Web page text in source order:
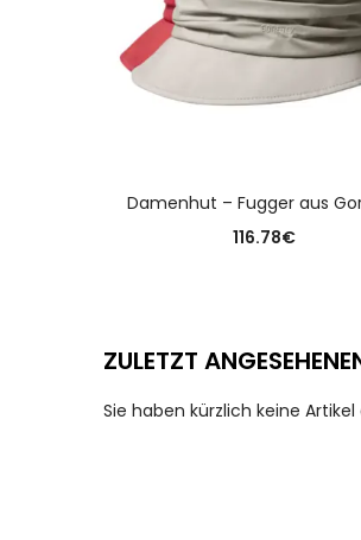
Damenhut – Fugger aus
116.78€
ZULETZT
Sie haben kürzlich keine